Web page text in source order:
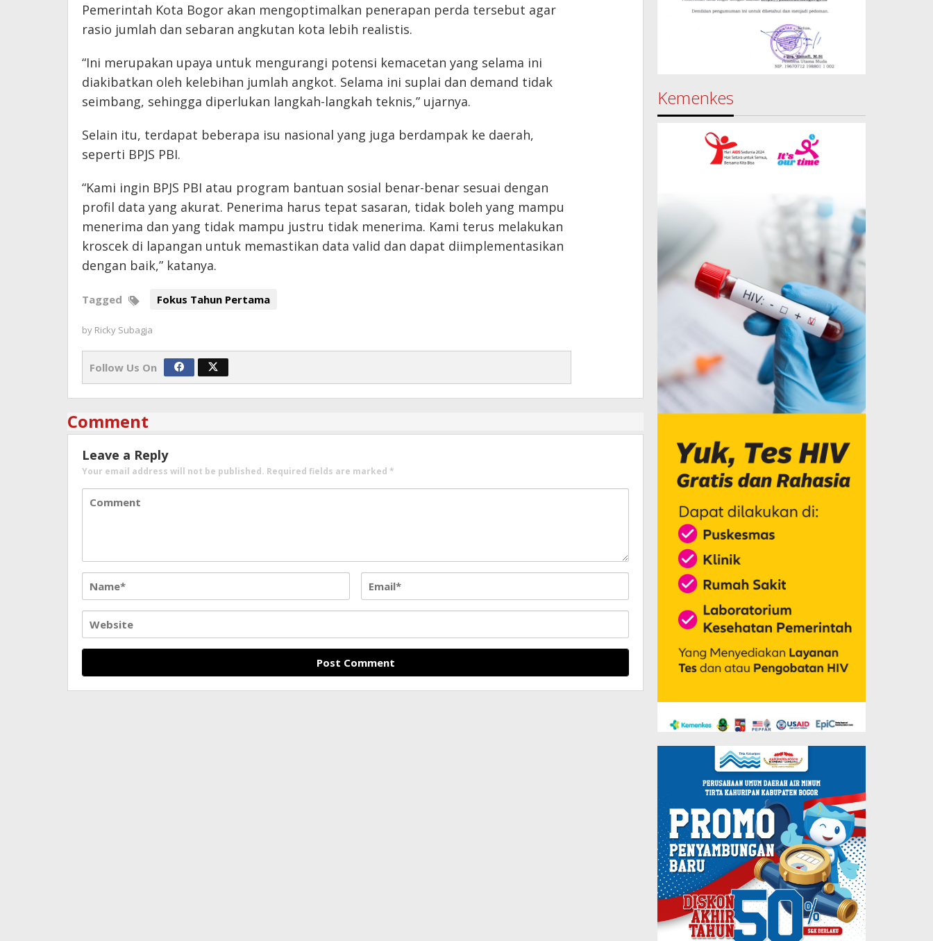
Pemerintah Kota Bogor akan mengoptimalkan penerapan perda tersebut agar
rasio jumlah dan sebaran angkutan kota lebih realistis.
“Ini merupakan upaya untuk mengurangi potensi kemacetan yang selama ini
diakibatkan oleh kelebihan jumlah angkot. Selama ini suplai dan demand tidak
seimbang, sehingga diperlukan langkah-langkah teknis,” ujarnya.
Selain itu, terdapat beberapa isu nasional yang juga berdampak ke daerah,
seperti BPJS PBI.
“Kami ingin BPJS PBI atau program bantuan sosial benar-benar sesuai dengan
profil data yang akurat. Penerima harus tepat sasaran, tidak boleh yang mampu
menerima dan yang tidak mampu justru tidak menerima. Kami terus melakukan
kroscek di lapangan untuk memastikan data valid dan dapat diimplementasikan
dengan baik,” katanya.
Tagged Fokus Tahun Pertama
by Ricky Subagja
Follow Us On
Comment
Leave a Reply
Your email address will not be published. Required fields are marked *
Kemenkes